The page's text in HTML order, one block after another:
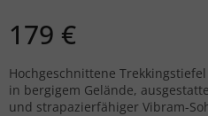
179 €
Hochgeschnittene
in bergigem Gelände,
und strapazierfähiger Vibram-